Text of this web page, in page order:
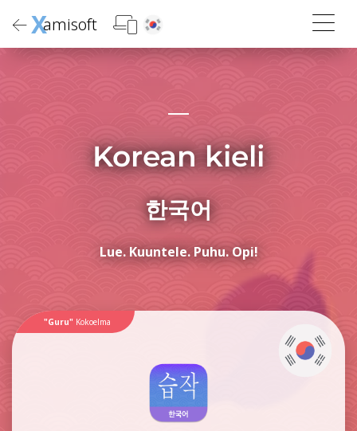
Xamisoft
Korean kieli
한국어
Lue. Kuuntele. Puhu. Opi!
"Guru" Kokoelma